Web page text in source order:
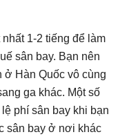
1-2 tiếng để làm
sân bay. Bạn nên
ở Hàn Quốc vô cùng
ga khác. Một số
phí sân bay khi bạn
sân bay ở nơi khác